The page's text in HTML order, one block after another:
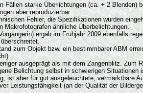
starke Überlichtungen (ca. + 2
aber reproduzierbar.
Fehler, die Spezifikationen wurden
Makrofotografen ähnliche Überbelichtungen.
ergab im Frühjahr 2009 ebenfalls
zum Objekt bzw. ein bestimmbarer ABM
ausgeprägt als mit dem Zangenblitz.
Belichtung selbst in schwierigen
aber für gut ausgeleuchtete, vermarktbare
Leistungsfähigkeit (an der Qualität der